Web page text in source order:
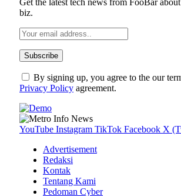
biz.
By signing up, you agree to the our
Privacy Policy agreement.
YouTube Instagram TikTok Facebook X
Advertisement
Redaksi
Kontak
Tentang Kami
Pedoman Cyber